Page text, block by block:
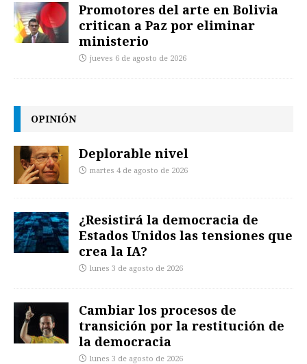
Promotores del arte en Bolivia
critican a Paz por eliminar
ministerio
jueves 6 de agosto de 2026
OPINIÓN
Deplorable nivel
martes 4 de agosto de 2026
¿Resistirá la democracia de
Estados Unidos las tensiones que
crea la IA?
lunes 3 de agosto de 2026
Cambiar los procesos de
transición por la restitución de
la democracia
lunes 3 de agosto de 2026